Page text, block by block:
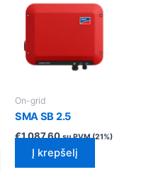
On-grid
SMA SB 2.5
€1,087.60 su PVM (21%)
Į krepšelį